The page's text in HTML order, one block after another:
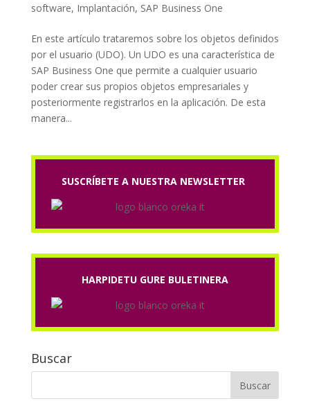
software, Implantación, SAP Business One
En este artículo trataremos sobre los objetos definidos
por el usuario (UDO). Un UDO es una característica de
SAP Business One que permite a cualquier usuario
poder crear sus propios objetos empresariales y
posteriormente registrarlos en la aplicación. De esta
manera...
SUSCRÍBETE A NUESTRA NEWSLETTER
HARPIDETU GURE BULETINERA
Buscar